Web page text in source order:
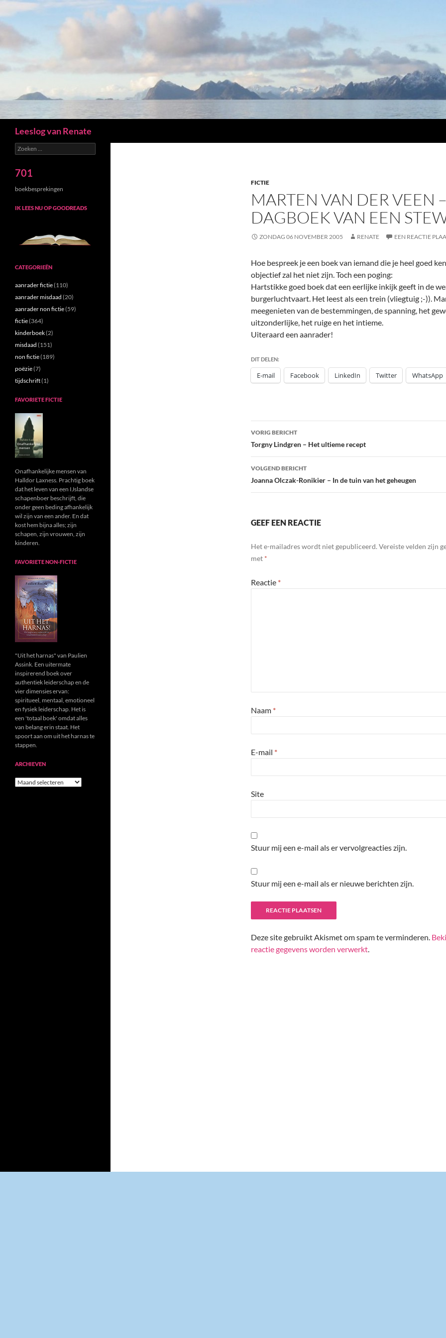
Leeslog van Renate
FICTIE
MARTEN VAN DER VEEN –
DAGBOEK VAN EEN
ZONDAG 06 NOVEMBER 2005 RENATE EEN REACTIE
Hoe bespreek je een boek van iemand die je heel goed
objectief zal het niet zijn. Toch een poging:
Hartstikke goed boek dat een eerlijke inkijk geeft in de
burgerluchtvaart. Het leest als een trein (vliegtuig ;-)).
meegenieten van de bestemmingen, de spanning, het
uitzonderlijke, het ruige en het intieme.
Uiteraard een aanrader!
DIT DELEN:
E-mail Facebook LinkedIn Twitter WhatsApp
Bericht
navigatie
VORIG BERICHT
Torgny Lindgren – Het ultieme recept
VOLGEND BERICHT
Joanna Olczak-Ronikier – In de tuin van het geheugen
GEEF EEN REACTIE
Het e-mailadres wordt niet gepubliceerd. Vereiste velden zijn
met *
Reactie *
Naam *
E-mail *
Site
Stuur mij een e-mail als er vervolgreacties zijn.
Stuur mij een e-mail als er nieuwe berichten zijn.
Deze site gebruikt Akismet om spam te verminderen.
reactie gegevens worden verwerkt.
Zoeken
naar:
701
boekbesprekingen
IK LEES NU OP GOODREADS
CATEGORIEËN
aanrader fictie(110)
aanrader misdaad (20)
aanrader non fictie(59)
fictie(364)
kinderboek(2)
misdaad (151)
non fictie(189)
poëzie(7)
tijdschrift(1)
FAVORIETE FICTIE
Onafhankelijke mensen van
Halldor Laxness. Prachtig boek
dat het leven van een IJslandse
schapenboer beschrijft, die
onder geen beding afhankelijk
wil zijn van een ander. En dat
kost hem bijna alles; zijn
schapen, zijn vrouwen, zijn
kinderen.
FAVORIETE NON-FICTIE
"Uit het harnas" van Paulien
Assink. Een uitermate
inspirerend boek over
authentiek leiderschap en de
vier dimensies ervan:
spiritueel, mentaal, emotioneel
en fysiek leiderschap. Het is
een 'totaal boek' omdat alles
van belang erin staat. Het
spoort aan om uit het harnas te
stappen.
ARCHIEVEN
Archieven